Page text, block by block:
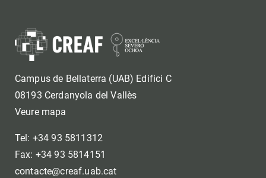
Campus de Bellaterra (UAB) Edifici C
08193 Cerdanyola del Vallès
Veure mapa
Tel: +34 93 5811312
Fax: +34 93 5814151
contacte@creaf.uab.cat